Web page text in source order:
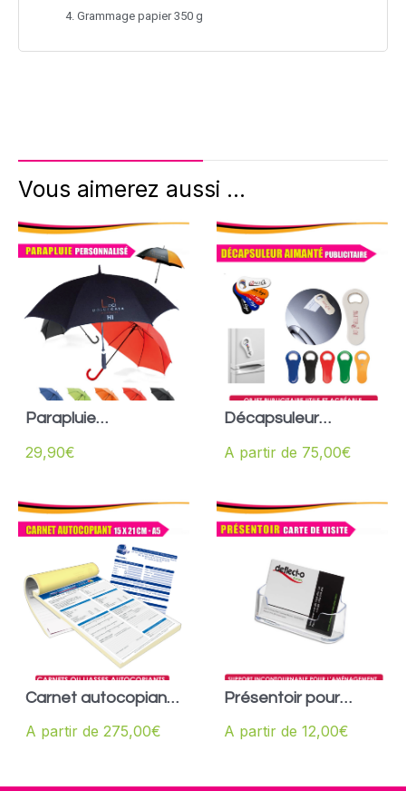
Grammage papier 350 g
Vous aimerez aussi ...
Parapluie
29,90€
Décapsuleur
A partir de 75,00€
Carnet autocopiant
A partir de 275,00€
Présentoir pour
A partir de 12,00€